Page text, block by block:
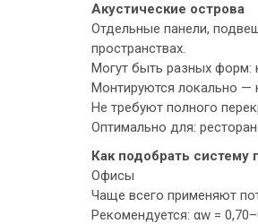
Акустические острова
Отдельные панели,
пространствах.
Могут быть разных форм:
Монтируются локально —
Не требуют полного
Оптимально для:
Как подобрать систему
Офисы
Чаще всего применяют
Рекомендуется: αw =